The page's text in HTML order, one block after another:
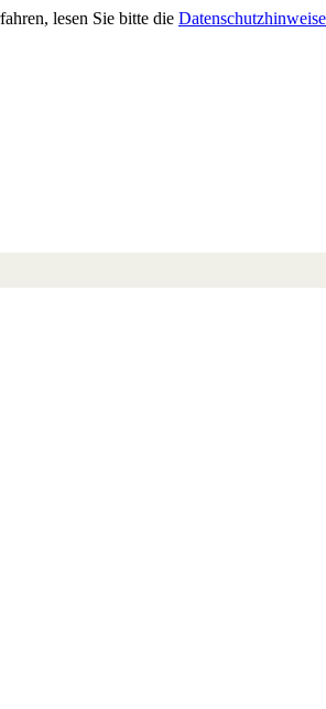
lesen Sie bitte die Datenschutzhinweise